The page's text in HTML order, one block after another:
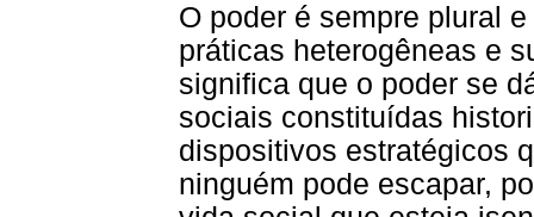
O poder é sempre plural
práticas heterogêneas e
significa que o poder se
sociais constituídas
dispositivos estratégicos
ninguém pode escapar,